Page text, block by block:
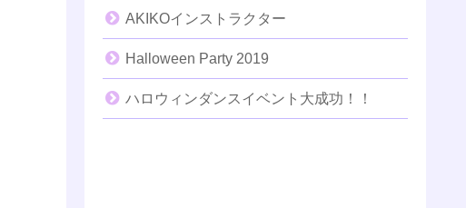
AKIKOインストラクター
Halloween Party 2019
ハロウィンダンスイベント大成功！！